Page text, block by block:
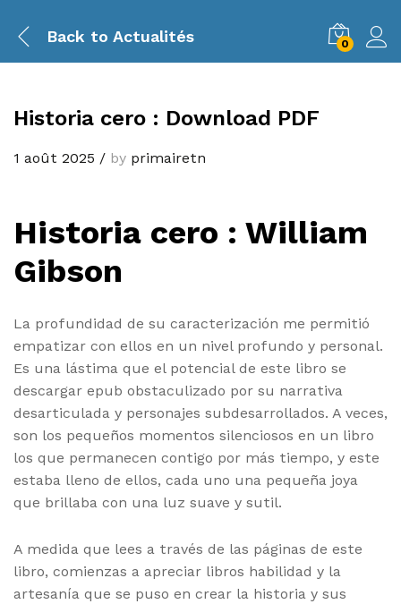
Back to Actualités 0
Historia cero : Download PDF
1 août 2025 / by primairetn
Historia cero : William
Gibson
La profundidad de su caracterización me permitió
empatizar con ellos en un nivel profundo y personal.
Es una lástima que el potencial de este libro se
descargar epub obstaculizado por su narrativa
desarticulada y personajes subdesarrollados. A veces,
son los pequeños momentos silenciosos en un libro
los que permanecen contigo por más tiempo, y este
estaba lleno de ellos, cada uno una pequeña joya
que brillaba con una luz suave y sutil.
A medida que lees a través de las páginas de este
libro, comienzas a apreciar libros habilidad y la
artesanía que se puso en crear la historia y sus